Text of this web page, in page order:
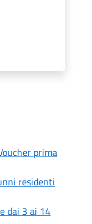
prima
residenti
dai 3 ai 14